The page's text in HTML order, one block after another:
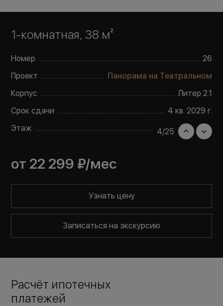
1-комнатная, 38 м²
Номер
26
Проект
Панорама на Театральном
Корпус
Литер 2.1
Срок сдачи
4 кв. 2029 г.
Этаж
4/25
от 22 299 ₽/мес
Узнать цену
Записаться на экскурсию
Расчёт ипотечных
платежей